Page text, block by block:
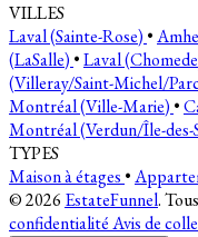
VILLES
Laval (Sainte-Rose) •
(LaSalle) •Laval
(Villeray/Saint-Michel/
Montréal (Ville-Marie) •
Montréal (Verdun/Île-des-
TYPES
Maison à étages •
© 2026 EstateFunnel.
confidentialitéAvis de